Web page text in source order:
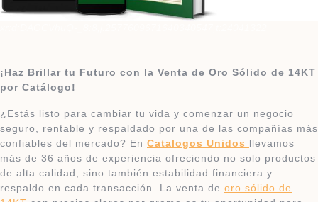
¡Haz Brillar tu Futuro con la Venta de Oro Sólido de 14KT
por Catálogo!
¿Estás listo para cambiar tu vida y comenzar un negocio
seguro, rentable y respaldado por una de las compañías más
confiables del mercado? En Catalogos Unidos llevamos
más de 36 años de experiencia ofreciendo no solo productos
de alta calidad, sino también estabilidad financiera y
respaldo en cada transacción. La venta de oro sólido de